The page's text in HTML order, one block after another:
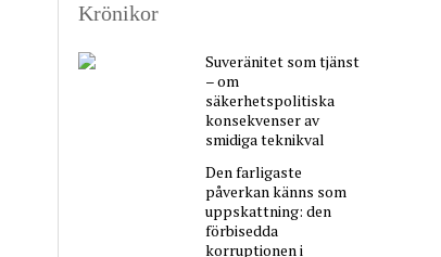
Krönikor
Suveränitet som tjänst
– om
säkerhetspolitiska
konsekvenser av
smidiga teknikval
Den farligaste
påverkan känns som
uppskattning: den
förbisedda
korruptionen i